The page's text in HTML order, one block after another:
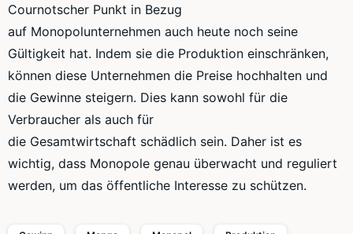
Cournotscher Punkt in Bezug
auf Monopolunternehmen auch heute noch seine
Gültigkeit hat. Indem sie die Produktion einschränken,
können diese Unternehmen die Preise hochhalten und
die Gewinne steigern. Dies kann sowohl für die
Verbraucher als auch für
die Gesamtwirtschaft schädlich sein. Daher ist es
wichtig, dass Monopole genau überwacht und reguliert
werden, um das öffentliche Interesse zu schützen.